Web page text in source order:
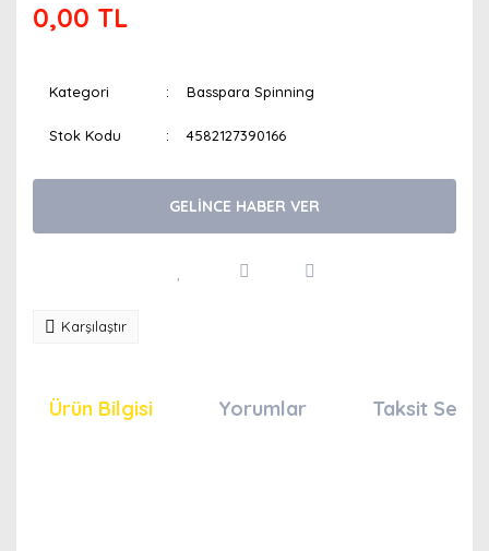
0,00 TL
Kategori Basspara Spinning
Stok Kodu 4582127390166
GELİNCE HABER VER
Karşılaştır
Ürün Bilgisi Yorumlar Taksit